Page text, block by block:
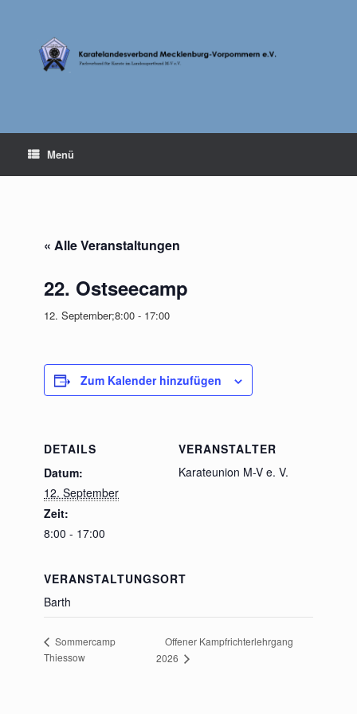
Menü
« Alle Veranstaltungen
22. Ostseecamp
12. September;8:00 - 17:00
Zum Kalender hinzufügen
DETAILS
Datum:
12. September
Zeit:
8:00 - 17:00
VERANSTALTER
Karateunion M-V e. V.
VERANSTALTUNGSORT
Barth
Sommercamp
Thiessow
Offener Kampfrichterlehrgang
2026